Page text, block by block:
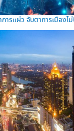
ารแผ่ว จับตาการเมือง